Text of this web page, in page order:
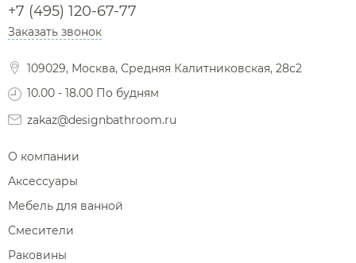
+7 (495) 120-67-77
Заказать звонок
109029, Москва, Средняя Калитниковская, 28с2
10.00 - 18.00 По будням
zakaz@designbathroom.ru
О компании
Аксессуары
Мебель для ванной
Смесители
Раковины